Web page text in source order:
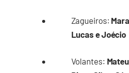
Zagueiros:
Lucas e Joécio
Volantes: